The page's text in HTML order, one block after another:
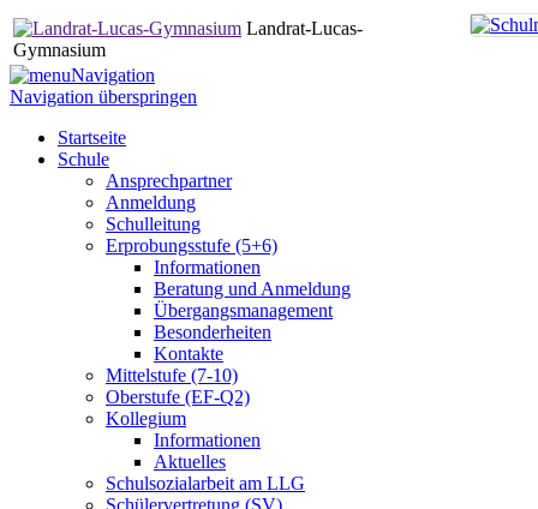
Landrat-Lucas-
Gymnasium
Navigation
Navigation überspringen
Startseite
Schule
Ansprechpartner
Anmeldung
Schulleitung
Erprobungsstufe (5+6)
Informationen
Beratung und Anmeldung
Übergangsmanagement
Besonderheiten
Kontakte
Mittelstufe (7-10)
Oberstufe (EF-Q2)
Kollegium
Informationen
Aktuelles
Schulsozialarbeit am LLG
Schülervertretung (SV)